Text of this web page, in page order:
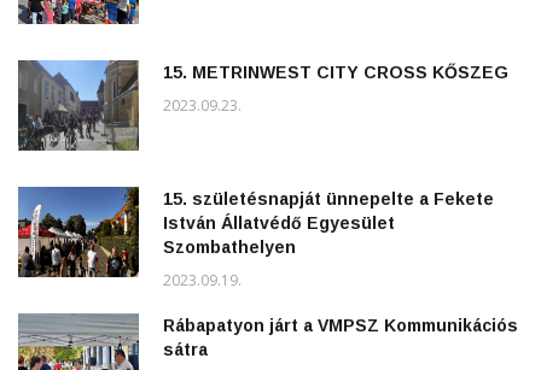
15. METRINWEST CITY CROSS KŐSZEG
2023.09.23.
15. születésnapját ünnepelte a Fekete
István Állatvédő Egyesület
Szombathelyen
2023.09.19.
Rábapatyon járt a VMPSZ Kommunikációs
sátra